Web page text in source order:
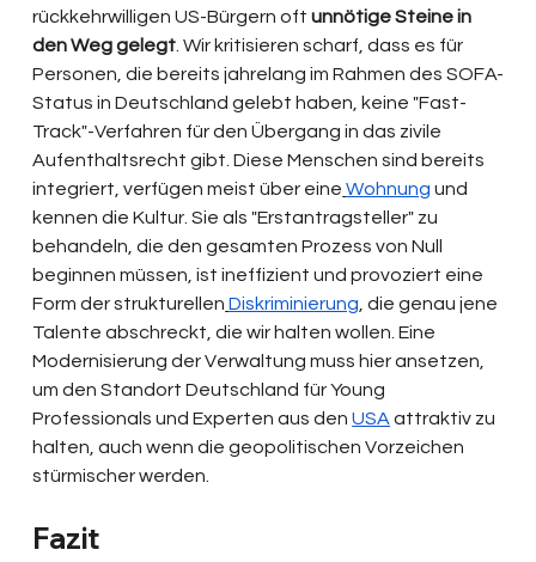
rückkehrwilligen US-Bürgern oft unnötige Steine in
den Weg gelegt . Wir kritisieren scharf, dass es für
Personen, die bereits jahrelang im Rahmen des SOFA-
Status in Deutschland gelebt haben, keine "Fast-
Track"-Verfahren für den Übergang in das zivile
Aufenthaltsrecht gibt. Diese Menschen sind bereits
integriert, verfügen meist über eine Wohnung und
kennen die Kultur. Sie als "Erstantragsteller" zu
behandeln, die den gesamten Prozess von Null
beginnen müssen, ist ineffizient und provoziert eine
Form der strukturellen Diskriminierung , die genau jene
Talente abschreckt, die wir halten wollen. Eine
Modernisierung der Verwaltung muss hier ansetzen,
um den Standort Deutschland für Young
Professionals und Experten aus den USA attraktiv zu
halten, auch wenn die geopolitischen Vorzeichen
stürmischer werden.
Fazit